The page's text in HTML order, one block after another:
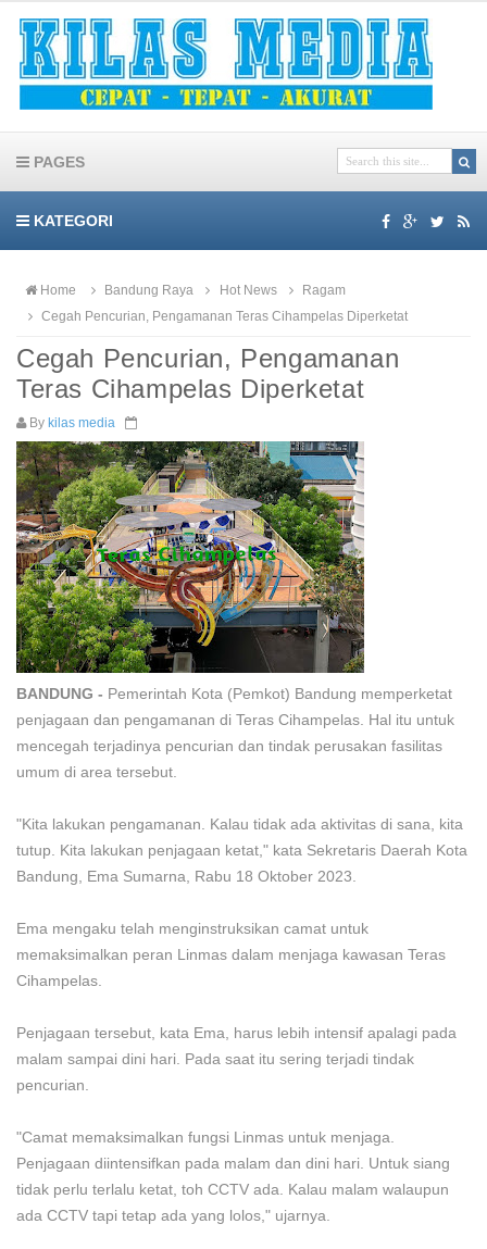
PAGES
KATEGORI
Home Bandung Raya Hot News
Ragam
Cegah Pencurian, Pengamanan Teras Cihampelas Diperketat
Cegah Pencurian, Pengamanan
Teras Cihampelas Diperketat
By kilas media
BANDUNG - Pemerintah Kota (Pemkot) Bandung memperketat
penjagaan dan pengamanan di Teras Cihampelas. Hal itu untuk
mencegah terjadinya pencurian dan tindak perusakan fasilitas
umum di area tersebut.
"Kita lakukan pengamanan. Kalau tidak ada aktivitas di sana, kita
tutup. Kita lakukan penjagaan ketat," kata Sekretaris Daerah Kota
Bandung, Ema Sumarna, Rabu 18 Oktober 2023.
Ema mengaku telah menginstruksikan camat untuk
memaksimalkan peran Linmas dalam menjaga kawasan Teras
Cihampelas.
Penjagaan tersebut, kata Ema, harus lebih intensif apalagi pada
malam sampai dini hari. Pada saat itu sering terjadi tindak
pencurian.
"Camat memaksimalkan fungsi Linmas untuk menjaga.
Penjagaan diintensifkan pada malam dan dini hari. Untuk siang
tidak perlu terlalu ketat, toh CCTV ada. Kalau malam walaupun
ada CCTV tapi tetap ada yang lolos," ujarnya.